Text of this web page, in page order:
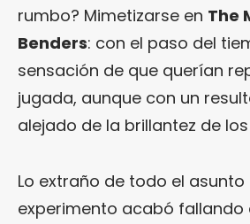
rumbo? Mimetizarse en The
Benders: con el paso del
sensación de que querían
jugada, aunque con un
alejado de la brillantez de
Lo extraño de todo el asunto
experimento acabó fallando